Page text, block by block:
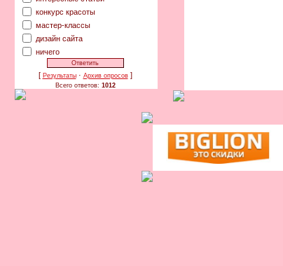
конкурс красоты
мастер-классы
дизайн сайта
ничего
[ Результаты· Архив опросов]
Всего ответов: 1012